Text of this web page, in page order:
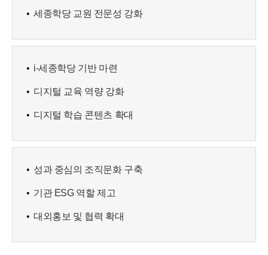
세종학당 교원 전문성 강화
i-세종학당 기반 마련
디지털 교육 역량 강화
디지털 학습 콘텐츠 확대
성과 중심의 조직문화 구축
기관 ESG 역할 제고
대외홍보 및 협력 확대